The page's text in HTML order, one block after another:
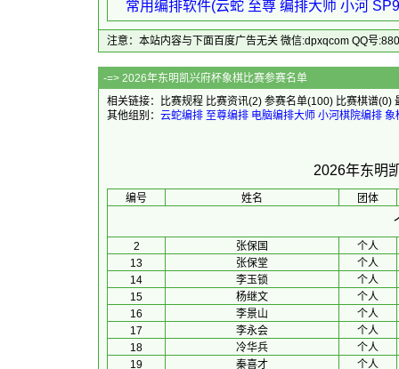
常用编排软件(云蛇 至尊 编排大师 小河
注意：本站内容与下面百度广告无关 微信:dpxqcom QQ号
-=> 2026年东明凯兴府
相关链接：
比赛规程 比赛资讯(2) 参赛名单(100) 比赛棋谱(0)
其他组别： 云蛇编排 至尊编排 电脑编排大师 小河棋院编排 象
2026年东明
编号 姓名 团体
2 张保国
个人
13
张保堂
个人
14
李玉锁
个人
15
杨继文
个人
16
李景山
个人
17
李永会
个人
18
冷华兵
个人
19
秦喜才
个人